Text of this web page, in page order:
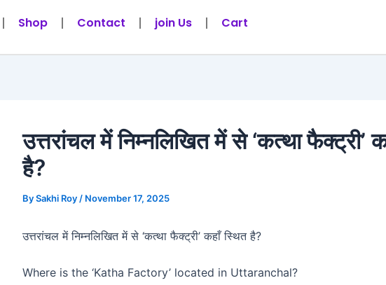
Shop Contact join Us Cart
उत्तरांचल में निम्नलिखित में से ‘कत्था फैक्ट्री’
है?
BySakhi Roy / November 17, 2025
उत्तरांचल में निम्नलिखित में से ‘कत्था फैक्ट्री’ कहाँ स्थित है?
Where is the ‘Katha Factory’ located in Uttaranchal?
navigation